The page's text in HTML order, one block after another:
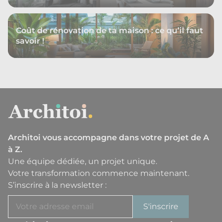
Coût de rénovation de ta maison : ce qu’il faut
savoir !
Architoi vous accompagne dans votre projet de A
à Z.
Une équipe dédiée, un projet unique.
Votre transformation commence maintenant.
S’inscrire à la newsletter :